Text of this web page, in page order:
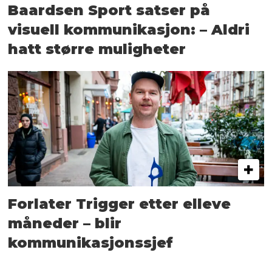
Baardsen Sport satser på
visuell kommunikasjon: – Aldri
hatt større muligheter
Forlater Trigger etter elleve
måneder – blir
kommunikasjonssjef